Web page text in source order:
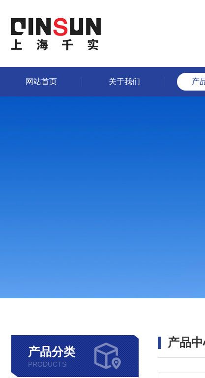
网站首页 关于我们 产
产品分类
PRODUCTS
产品